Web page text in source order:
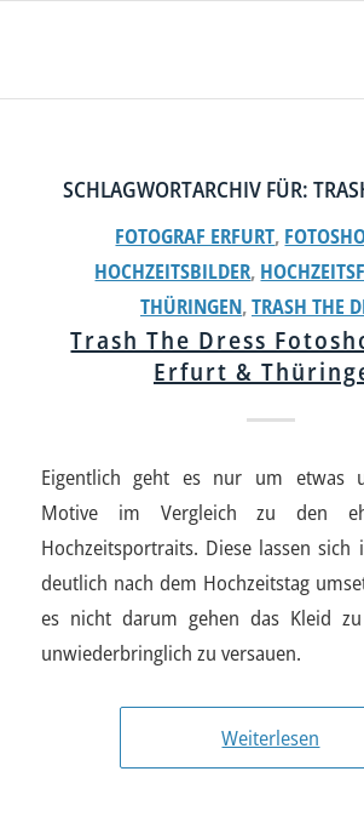
SCHLAGWORTARCHIV FÜR:
FOTOGRAF ERFURT,
HOCHZEITSBILDER,
THÜRINGEN,TRASH THE
Trash The Dress
Erfurt &
Eigentlich geht es nur um etwas
Motive im Vergleich zu den
Hochzeitsportraits. Diese lassen sich
deutlich nach dem Hochzeitstag
es nicht darum gehen das Kleid
unwiederbringlich zu versauen.
Weiterlesen